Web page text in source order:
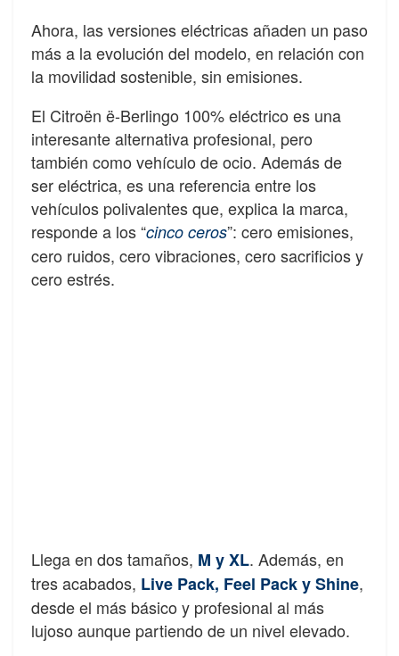
Ahora, las versiones eléctricas añaden un paso
más a la evolución del modelo, en relación con
la movilidad sostenible, sin emisiones.
El Citroën ë-Berlingo 100% eléctrico es una
interesante alternativa profesional, pero
también como vehículo de ocio. Además de
ser eléctrica, es una referencia entre los
vehículos polivalentes que, explica la marca,
responde a los “cinco ceros”: cero emisiones,
cero ruidos, cero vibraciones, cero sacrificios y
cero estrés.
Llega en dos tamaños, M y XL. Además, en
tres acabados, Live Pack, Feel Pack y Shine,
desde el más básico y profesional al más
lujoso aunque partiendo de un nivel elevado.